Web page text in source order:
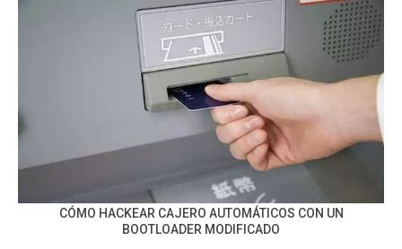
CÓMO HACKEAR CAJERO AUTOMÁTICOS CON UN
BOOTLOADER MODIFICADO